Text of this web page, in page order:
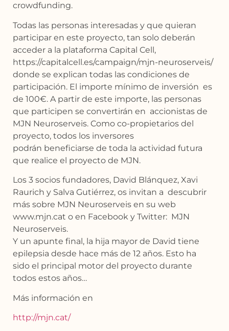
crowdfunding.
Todas las personas interesadas y que quieran
participar en este proyecto, tan solo deberán
acceder a la plataforma Capital Cell,
https://capitalcell.es/campaign/mjn-neuroserveis/
donde se explican todas las condiciones de
participación. El importe mínimo de inversión es
de 100€. A partir de este importe, las personas
que participen se convertirán en accionistas de
MJN Neuroserveis. Como co-propietarios del
proyecto, todos los inversores
podrán beneficiarse de toda la actividad futura
que realice el proyecto de MJN.
Los 3 socios fundadores, David Blánquez, Xavi
Raurich y Salva Gutiérrez, os invitan a descubrir
más sobre MJN Neuroserveis en su web
www.mjn.cat o en Facebook y Twitter: MJN
Neuroserveis.
Y un apunte final, la hija mayor de David tiene
epilepsia desde hace más de 12 años. Esto ha
sido el principal motor del proyecto durante
todos estos años…
Más información en
http://mjn.cat/